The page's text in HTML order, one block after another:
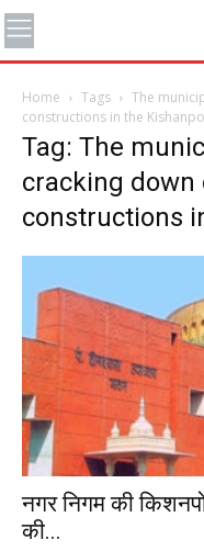
Home Tags
The
constructions in the
Tag: The
cracking down
constructions
नगर निगम की
की...